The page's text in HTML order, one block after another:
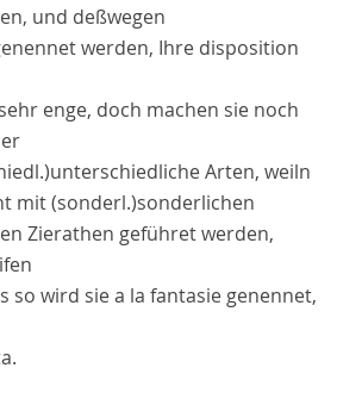
und deßwegen
werden, Ihre disposition
enge, doch machen sie noch
unterschiedlicheArten, weiln
mit(sonderl.)sonderlichen
Zierathen geführet werden,
so wird siea la fantasie genennet,
.